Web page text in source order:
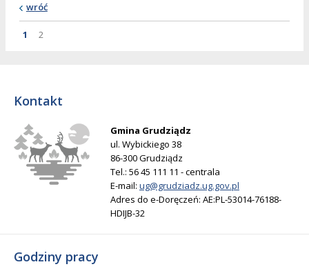
wróć
Strona
Strona
1 Strona
2
Kontakt
Gmina Grudziądz
ul. Wybickiego 38
86-300 Grudziądz
Tel.: 56 45 111 11 - centrala
E-mail: ug@grudziadz.ug.gov.pl
Adres do e-Doręczeń: AE:PL-53014-76188-
HDIJB-32
Godziny pracy